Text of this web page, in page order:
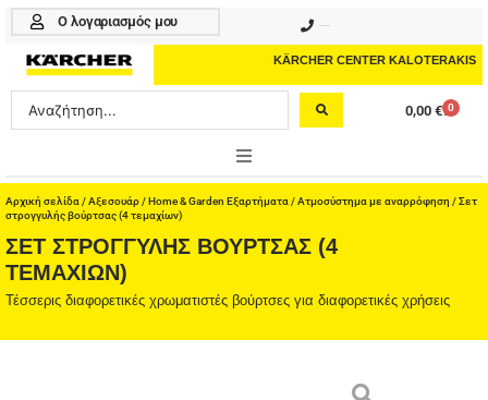
Μετάβαση
περιεχόμενο
Ο λογαριασμός μου
KÄRCHER CENTER KALOTERAKIS
Search
...
0,00 € 0
Cart
ONLINE SHOP
HOME & GARDEN
PROFESSIONAL
ΑΞΕΣΟΥΑΡ
Αρχική σελίδα /Αξεσουάρ/Home & Garden Εξαρτήματα /Ατμοσύστημα με αναρρόφηση / Σετ
στρογγυλής βούρτσας (4 τεμαχίων)
ΣΕΤ ΣΤΡΟΓΓΥΛΉΣ ΒΟΎΡΤΣΑΣ (4
ΤΕΜΑΧΊΩΝ)
Τέσσερις διαφορετικές χρωματιστές βούρτσες για διαφορετικές χρήσεις